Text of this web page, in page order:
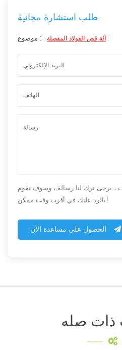
طلب استشارة مجانية
موضوع : آلة قص الفولاذ المقصلة
، يرجى ترك لنا رسالة ، وسوف نقوم
بالرد عليك في أقرب وقت ممكن!
الحصول على مساعدة الآن
ذات صله